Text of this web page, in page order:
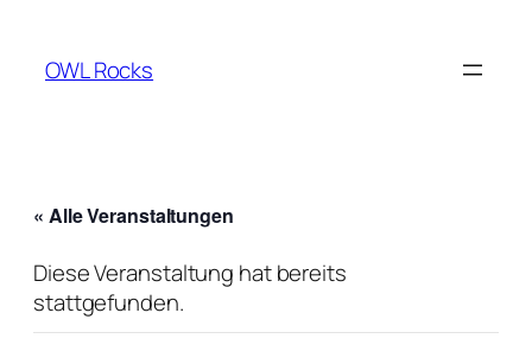
OWL Rocks
« Alle Veranstaltungen
Diese Veranstaltung hat bereits
stattgefunden.